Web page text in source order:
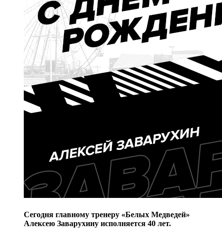
Сегодня главному тренеру «Белых Медведей»
Алексею Заварухину исполняется 40 лет.